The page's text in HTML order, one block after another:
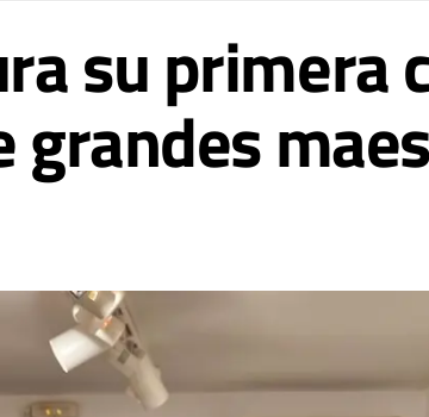
su primera
grandes